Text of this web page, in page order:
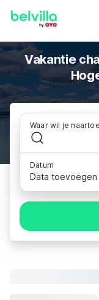
Vakantie
Waar wil je
Datum
Data toevoegen